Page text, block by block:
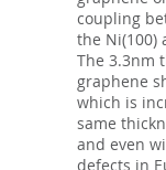
coupling
the Ni(100)
The 3.3nm
graphene
which is
same
and even
defects in